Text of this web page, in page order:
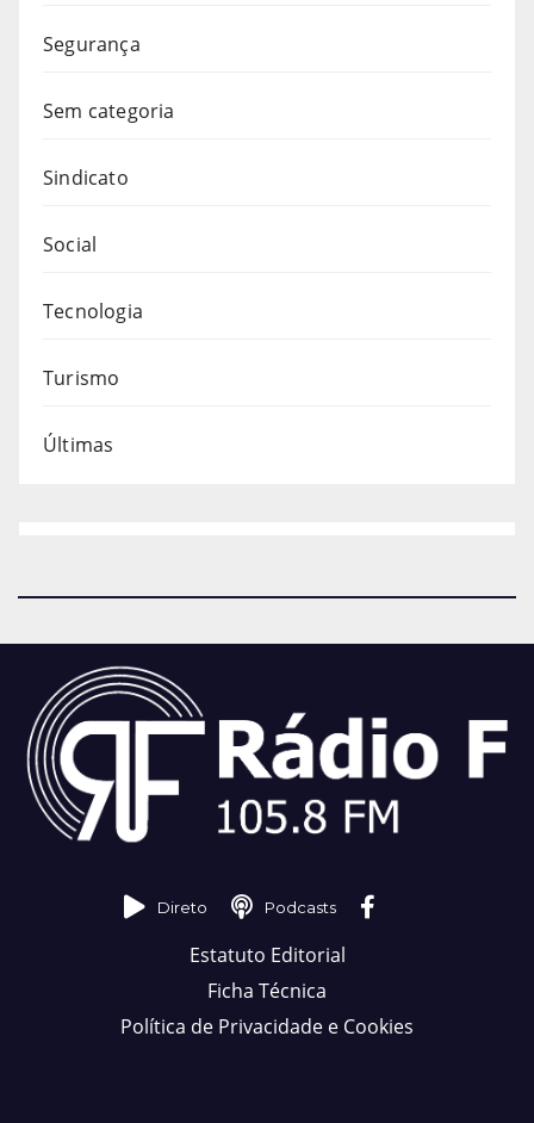
Segurança
Sem categoria
Sindicato
Social
Tecnologia
Turismo
Últimas
Direto Podcasts
Estatuto Editorial
Ficha Técnica
Política de Privacidade e Cookies